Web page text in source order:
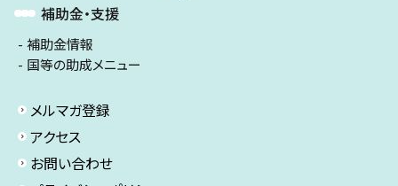
補助金・支援
補助金情報
国等の助成メニュー
メルマガ登録
アクセス
お問い合わせ